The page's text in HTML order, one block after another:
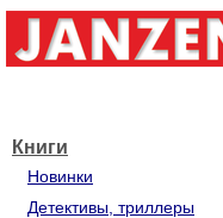
Книги
Новинки
Детективы, триллеры